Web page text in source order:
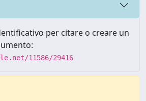
per citare o creare un
11586/29416